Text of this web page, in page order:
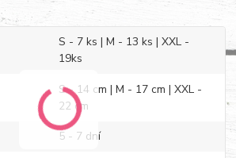
S - 7 ks | M - 13 ks | XXL -
19ks
S - 14 cm | M - 17 cm | XXL -
22 cm
5 - 7 dní